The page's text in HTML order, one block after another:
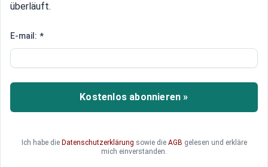
Aktienkurs bricht ein
Marktbericht: Milliardenverlust
der Deutschen Bank im Fokus
Der Handel am deutschen Aktienmarkt stagniert.
überläuft.
E-mail: *
Kostenlos abonnieren »
Ich habe die Datenschutzerklärung sowie die AGB gelesen und erkläre
mich einverstanden.